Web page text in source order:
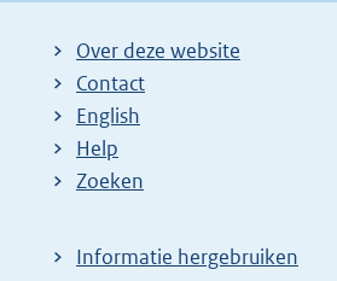
Over deze website
Contact
English
Help
Zoeken
Informatie hergebruiken